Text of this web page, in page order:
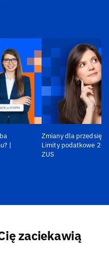
|
Zmiany dla
Limity podatkowe
ZUS
zaciekawią